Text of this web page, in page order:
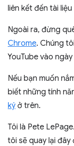
liên kết đến tài
Ngoài ra, đừng
Chrome. Chúng
YouTube vào ngày
Nếu bạn muốn
biết những tính
ký ở trên.
Tôi là Pete
tôi sẽ quay lại